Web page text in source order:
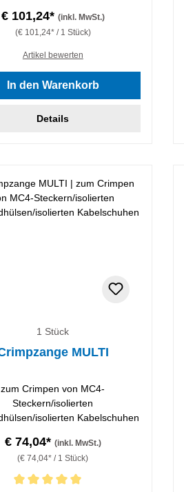
€ 101,24* (inkl. MwSt.)
(€ 101,24* / 1 Stück)
Artikel bewerten
In den Warenkorb
Details
1 Stück
MULTI
zum Crimpen von MC4-
Steckern/isolierten
isolierten Kabelschuhen
€ 74,04* (inkl. MwSt.)
(€ 74,04* / 1 Stück)